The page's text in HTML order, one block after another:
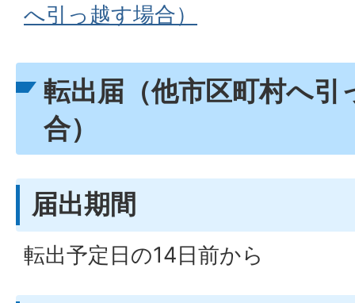
へ引っ越す場合）
転出届（他市区町村へ引
合）
届出期間
転出予定日の14日前から